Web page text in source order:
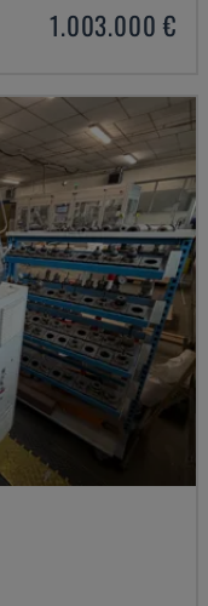
1.003.000 €